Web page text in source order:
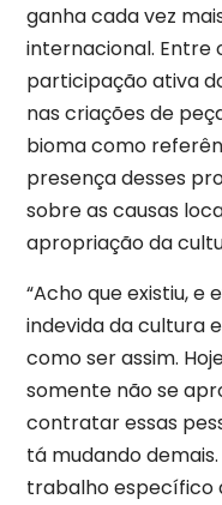
ganha cada vez
internacional. Entre
participação ativa
nas criações de
bioma como
presença desses
sobre as causas
apropriação da
“Acho que existiu, e
indevida da cultura
como ser assim.
somente não se
contratar essas
tá mudando
trabalho específico